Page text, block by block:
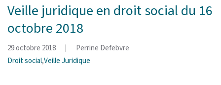
Veille juridique en droit social du 16
octobre 2018
29 octobre 2018
Perrine Defebvre
Droit social,Veille Juridique